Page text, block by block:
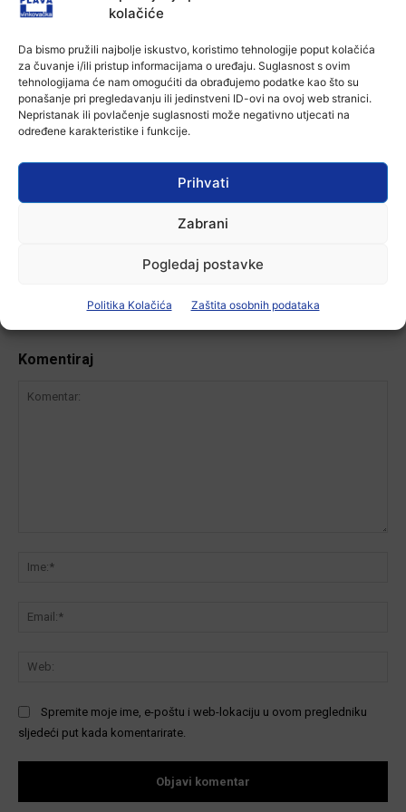
kolačiće
Da bismo pružili najbolje iskustvo, koristimo tehnologije poput kolačića
za čuvanje i/ili pristup informacijama o uređaju. Suglasnost s ovim
tehnologijama će nam omogućiti da obrađujemo podatke kao što su
ponašanje pri pregledavanju ili jedinstveni ID-ovi na ovoj web stranici.
Nepristanak ili povlačenje suglasnosti može negativno utjecati na
određene karakteristike i funkcije.
Prihvati
Zabrani
Pogledaj postavke
Politika Kolačića Zaštita osobnih podataka
Aktualno
kuge: uklanjanje svinja do 12.
kolovoza u područjima visokog rizika!
3 kolovoza, 2026
Aktualno
U Osijeku premijerno prikazan film
3 kolovoza, 2026
-Marketing-
Komentiraj
Spremite moje ime, e-poštu i web-lokaciju u ovom pregledniku
sljedeći put kada komentarirate.